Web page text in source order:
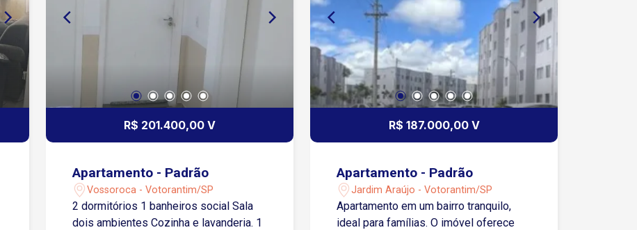
R$ 201.400,00 V
Apartamento - Padrão
Vossoroca - Votorantim/SP
2 dormitórios 1 banheiros social Sala
dois ambientes Cozinha e lavanderia. 1
R$ 187.000,00 V
Apartamento - Padrão
Jardim Araújo - Votorantim/SP
Apartamento em um bairro tranquilo,
ideal para famílias. O imóvel oferece